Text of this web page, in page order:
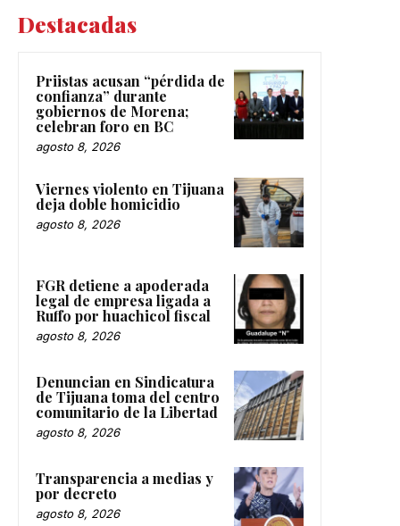
Destacadas
Priistas acusan “pérdida de
confianza” durante
gobiernos de Morena;
celebran foro en BC
agosto 8, 2026
Viernes violento en Tijuana
deja doble homicidio
agosto 8, 2026
FGR detiene a apoderada
legal de empresa ligada a
Ruffo por huachicol fiscal
agosto 8, 2026
Denuncian en Sindicatura
de Tijuana toma del centro
comunitario de la Libertad
agosto 8, 2026
Transparencia a medias y
por decreto
agosto 8, 2026